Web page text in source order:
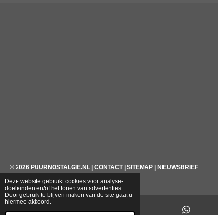
Deze website gebruikt cookies voor analyse-
doeleinden en/of het tonen van advertenties.
Door gebruik te blijven maken van de site gaat u
hiermee akkoord.
© 2026 PUURNOSTALGIE.NL CONTACT| SITEMAP NIEUWSBRIEF